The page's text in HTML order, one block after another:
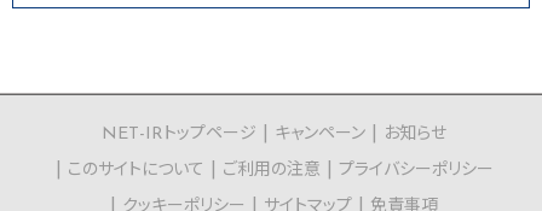
NET-IRトップページ キャンペーン
お知らせ
このサイトについて
ご利用の注意
プライバシーポリシー
クッキーポリシー
サイトマップ 免責事項